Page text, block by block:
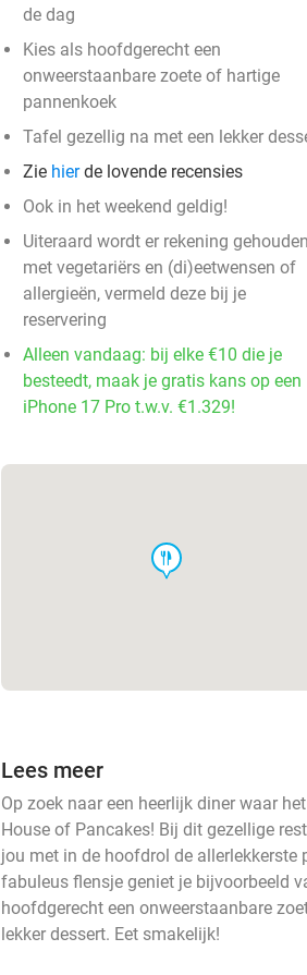
de dag
Kies als hoofdgerecht een
onweerstaanbare zoete of hartige
pannenkoek
Tafel gezellig na met een lekker
Zie hierde lovende recensies
Ook in het weekend geldig!
Uiteraard wordt er rekening gehouden
met vegetariërs en (di)eetwensen of
allergieën, vermeld deze bij je
reservering
Alleen vandaag: bij elke €10 die je
besteedt, maak je gratis kans op een
iPhone 17 Pro t.w.v. €1.329!
food
Lees meer
Op zoek naar een heerlijk diner waar
House of Pancakes! Bij dit gezellige
jou met in de hoofdrol de allerlekkerste
fabuleus flensje geniet je bijvoorbeeld
hoofdgerecht een onweerstaanbare
lekker dessert. Eet smakelijk!